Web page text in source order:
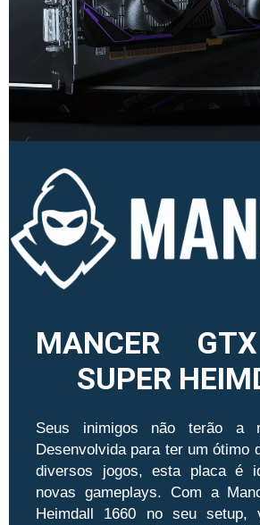
MANCER
SUPER
Seus inimigos não terão a
Desenvolvida para ter um ótimo
diversos jogos, esta placa é
novas gameplays. Com a
Heimdall 1660 no seu setup,